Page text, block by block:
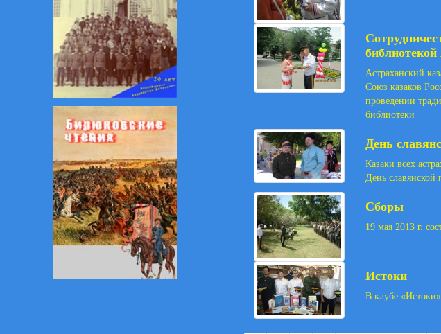
Астраханский
Союз казаков
проведении
библиотеки
День
Казаки всех
День славянской
Сборы
19 мая 2013 г.
Истоки
В клубе